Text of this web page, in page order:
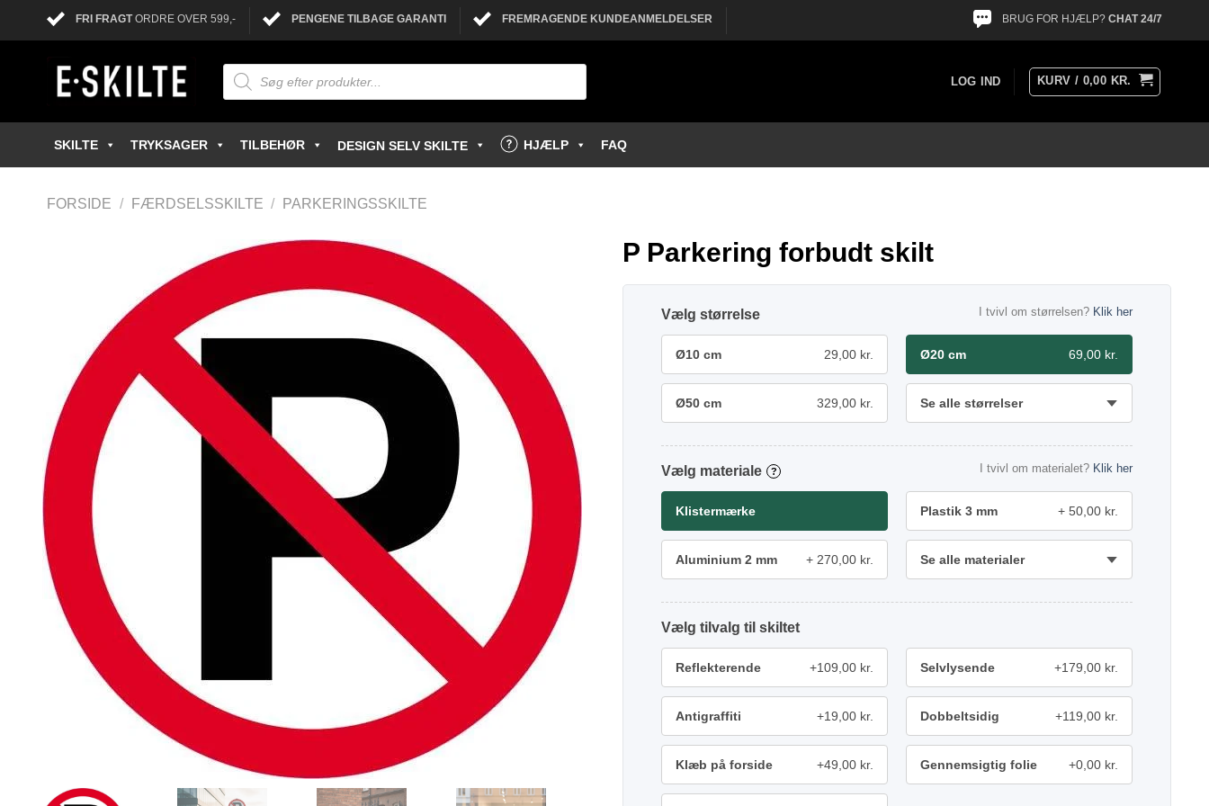
FRI FRAGTORDRE OVER 599,- PENGENE TILBAGE GARANTI FREMRAGENDE KUNDEANMELDELSER BRUG FOR HJÆLP? CHAT 24/7
LOG IND KURV / 0,00 KR.
SKILTE TRYKSAGER TILBEHØR DESIGN SELV SKILTE HJÆLP FAQ
FORSIDE / FÆRDSELSSKILTE / PARKERINGSSKILTE
P Parkering forbudt skilt
størrelse I tvivl om størrelsen? Klik her
Ø10 cm 29,00 kr. Ø20 cm 69,00 kr.
Ø50 cm 329,00 kr. Se alle størrelser
materiale ? I tvivl om materialet? Klik her
Klistermærke Plastik 3 mm 50,00 kr.
Aluminium 2 mm 270,00 kr. Se alle materialer
tilvalg
Reflekterende +109,00 kr. Selvlysende +179,00 kr.
Antigraffiti +19,00 kr. Dobbeltsidig +119,00 kr.
Klæb på forside +49,00 kr. Gennemsigtig folie +0,00 kr.